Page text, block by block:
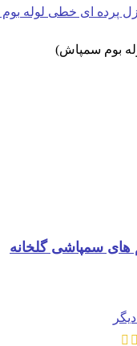
بوم سمپاش)
سمپاشی گلخانه